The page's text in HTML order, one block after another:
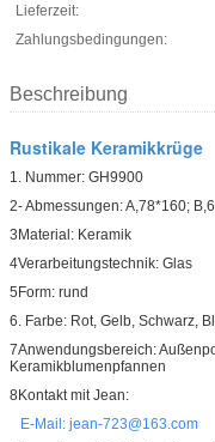
Lieferzeit:
Zahlungsbedingungen:
Beschreibung
Rustikale Keramikkrüge
1. Nummer: GH9900
2- Abmessungen: A,78*160;
3Material: Keramik
4Verarbeitungstechnik: Glas
5Form: rund
6. Farbe: Rot, Gelb, Schwarz,
7Anwendungsbereich:
Keramikblumenpfannen
8Kontakt mit Jean:
E-Mail: jean-723@163.com